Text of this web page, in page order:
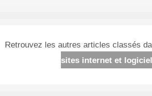
Retrouvez les autres articles classés
sites internet et